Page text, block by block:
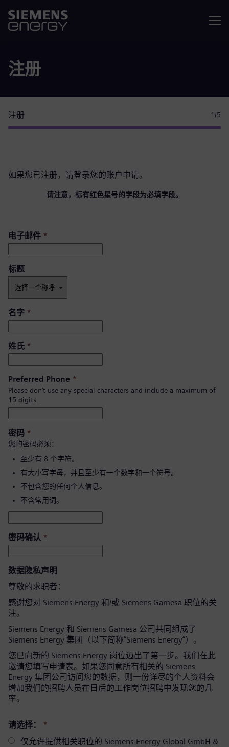
注册
注册 1 /5
如果您已注册，请登录您的账户 申请。
请注意，标有红色星号的字段为必填字段。
电子邮件 *
标题
名字 *
姓氏 *
Preferred Phone *
Please don’t use any special characters and include a maximum of
15 digits.
密码 *
您的密码必须：
至少有 8 个字符。
有大小写字母，并且至少有一个数字和一个符号。
不包含您的任何个人信息。
不含常用词。
密码确认 *
数据隐私声明
尊敬的求职者：
感谢您对 Siemens Energy 和/或 Siemens Gamesa 职位的关
注。
Siemens Energy 和 Siemens Gamesa 公司共同组成了
Siemens Energy 集团（以下简称“Siemens Energy”）。
您已向新的 Siemens Energy 岗位迈出了第一步。我们在此
邀请您填写申请表。如果您同意所有相关的 Siemens
Energy 集团公司访问您的数据，则一份详尽的个人资料会
增加我们的招聘人员在日后的工作岗位招聘中发现您的几
率。
请选择：
*
仅允许提供相关职位的 Siemens Energy Global GmbH &